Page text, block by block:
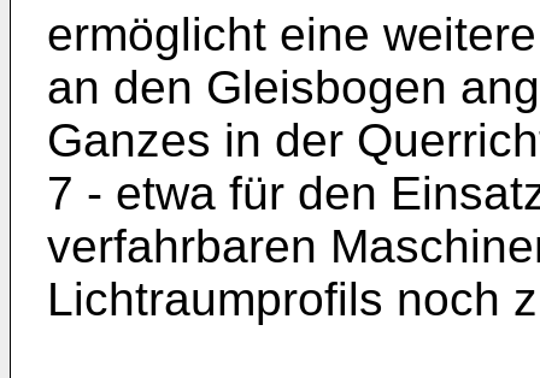
ermöglicht eine
an den Gleisbogen
Ganzes in der
7 - etwa für den
verfahrbaren
Lichtraumprofils noch